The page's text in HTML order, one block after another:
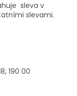
sleva v
slevami.
190 00